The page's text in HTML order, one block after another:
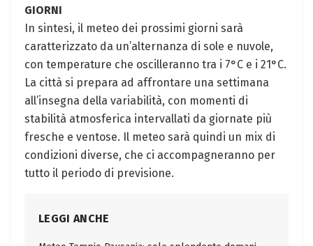
GIORNI
In sintesi, il​ meteo dei prossimi⁢ giorni sarà
caratterizzato da un’alternanza‍ di⁤ sole⁤ e nuvole,
con temperature che oscilleranno tra ​i 7°C e i 21°C.​
La città si prepara ad ⁤affrontare una settimana
all’insegna della variabilità, con momenti di
stabilità atmosferica ‍intervallati da giornate più‌
fresche e ​ventose. Il meteo ​sarà quindi un mix di
condizioni diverse, ⁣che ci accompagneranno per
tutto il periodo di previsione.
LEGGI ANCHE